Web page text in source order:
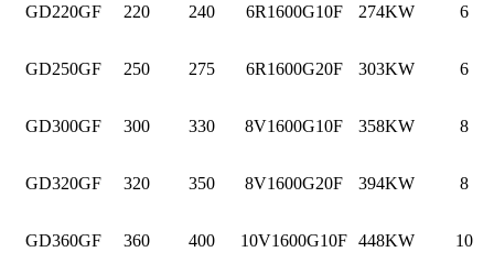
GD220GF 220 240 6R1600G10F 274KW 6
GD250GF 250 275 6R1600G20F 303KW 6
GD300GF 300 330 8V1600G10F 358KW 8
GD320GF 320 350 8V1600G20F 394KW 8
GD360GF 360 400 10V1600G10F 448KW 10